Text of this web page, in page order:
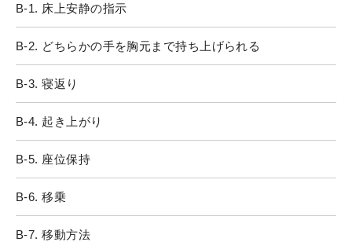
B-1. 床上安静の指示
B-2. どちらかの手を胸元まで持ち上げられる
B-3. 寝返り
B-4. 起き上がり
B-5. 座位保持
B-6. 移乗
B-7. 移動方法